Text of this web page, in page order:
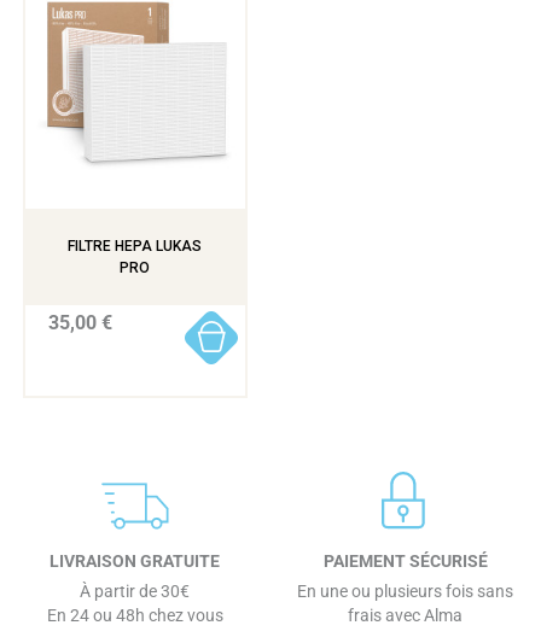
FILTRE HEPA LUKAS
PRO
35,00 €
LIVRAISON GRATUITE
À partir de 30€
En 24 ou 48h chez vous
PAIEMENT SÉCURISÉ
En une ou plusieurs fois sans
frais avec Alma